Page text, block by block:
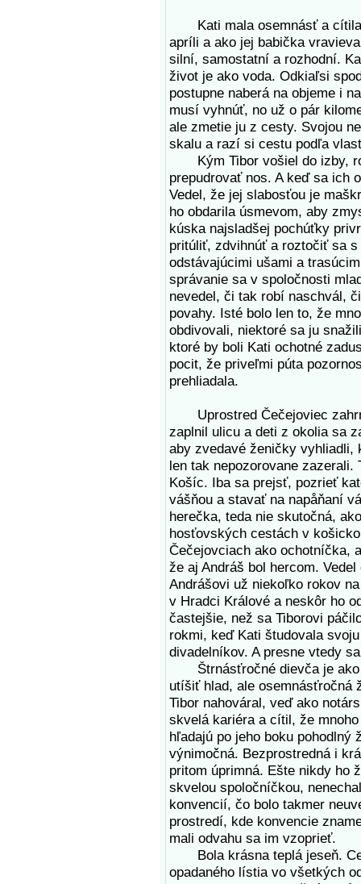
Kati mala osemnásť a cítila
apríli a ako jej babička
silní, samostatní a rozhodní.
život je ako voda. Odkiaľsi
postupne naberá na objeme i
musí vyhnúť, no už o pár
ale zmetie ju z cesty. Svojou
skalu a razí si cestu podľa
Kým Tibor vošiel do izby,
prepudrovať nos. A keď sa ich
Vedel, že jej slabosťou je
ho obdarila úsmevom, aby
kúska najsladšej pochúťky
pritúliť, zdvihnúť a roztočiť sa s
odstávajúcimi ušami a
správanie sa v spoločnosti
nevedel, či tak robí naschvál,
povahy. Isté bolo len to, že
obdivovali, niektoré sa ju
ktoré by boli Kati ochotné
pocit, že priveľmi púta
prehliadala.
Uprostred Čečejoviec
zaplnil ulicu a deti z okolia sa
aby zvedavé ženičky vyhliadli,
len tak nepozorovane
Košíc. Iba sa prejsť, pozrieť
vášňou a stavať na napåňaní
herečka, teda nie skutočná,
hosťovských cestách v
Čečejovciach ako ochotníčka,
že aj Andráš bol hercom.
Andrášovi už niekoľko rokov
v Hradci Králové a neskôr ho
častejšie, než sa Tiborovi
rokmi, keď Kati študovala
divadelníkov. A presne vtedy
Štrnásťročné dievča je ako
utíšiť hlad, ale osemnásťročná
Tibor nahováral, veď ako
skvelá kariéra a cítil, že
hľadajú po jeho boku
výnimočná. Bezprostredná i
pritom úprimná. Ešte nikdy ho
skvelou spoločníčkou,
konvencií, čo bolo takmer
prostredí, kde konvencie
mali odvahu sa im vzoprieť.
Bola krásna teplá jeseň.
opadaného lístia vo všetkých